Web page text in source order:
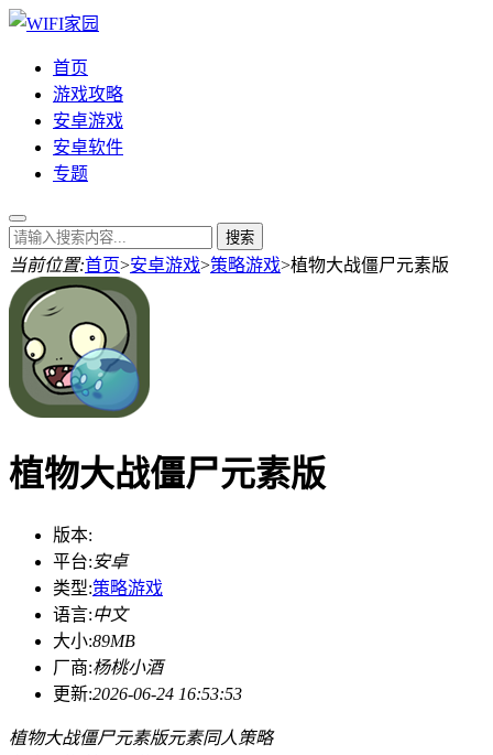
首页
游戏攻略
安卓游戏
安卓软件
专题
当前位置:首页>安卓游戏>策略游戏>植物大战僵尸元素版
植物大战僵尸元素版
版本:
平台:安卓
类型:策略游戏
语言:中文
大小:89MB
厂商:杨桃小酒
更新:2026-06-24 16:53:53
植物大战僵尸元素版元素同人 策略